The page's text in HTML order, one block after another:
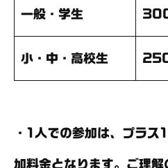
一般・学生
小・中・高校生
・1人での参加は、プラ
加料金となります。ご理